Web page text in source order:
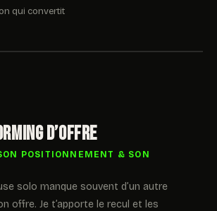
qui convertit
d’offre
POSITIONNEMENT & SON
solo manque souvent d’un autre
offre. Je t’apporte le recul et les